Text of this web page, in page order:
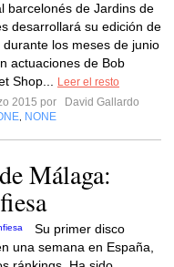
barcelonés de Jardins de
desarrollará su edición de
durante los meses de junio
actuaciones de Bob
Shop...
Leer el resto
2015 por
David Gallardo
NONE
Málaga:
Su primer disco
una semana en España,